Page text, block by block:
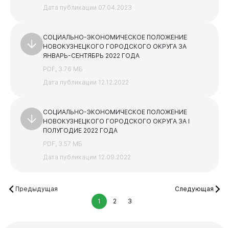
Дата публикации 07.04.2023
СОЦИАЛЬНО-ЭКОНОМИЧЕСКОЕ ПОЛОЖЕНИЕ
НОВОКУЗНЕЦКОГО ГОРОДСКОГО ОКРУГА ЗА
ЯНВАРЬ-СЕНТЯБРЬ 2022 ГОДА
PDF, 3.76 МБ
Дата публикации 12.12.2022
СОЦИАЛЬНО-ЭКОНОМИЧЕСКОЕ ПОЛОЖЕНИЕ
НОВОКУЗНЕЦКОГО ГОРОДСКОГО ОКРУГА ЗА I
ПОЛУГОДИЕ 2022 ГОДА
PDF, 3.57 МБ
Дата публикации 12.09.2022
Предыдущая
1
2 3
Следующая